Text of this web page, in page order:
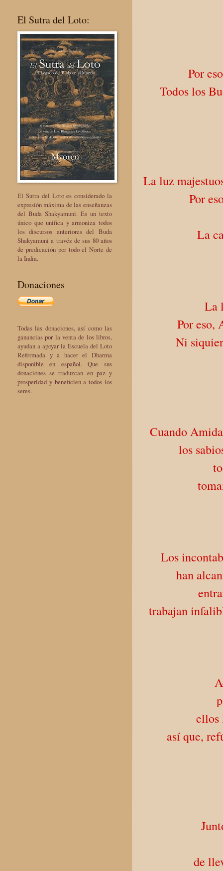
Por
Todos los
La luz
Por
La
La
Por eso,
Ni
Cuando
los
Los
han
trabajan
ellos
así que,
de
El Sutra del Loto:
El Sutra del Loto es considerado la
expresión máxima de las enseñanzas
del Buda Shakyamuni. Es un texto
único que unifica y armoniza todos
los discursos anteriores del Buda
Shakyamuni a travéz de sus 80 años
de predicación por todo el Norte de
la India.
Donaciones
Todas las donaciones, así como las
ganancias por la venta de los libros,
ayudan a apoyar la Escuela del Loto
Reformada y a hacer el Dharma
disponible en español. Que sus
donaciones se traduzcan en paz y
prosperidad y beneficien a todos los
seres.